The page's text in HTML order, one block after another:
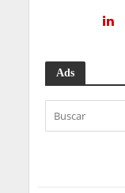
Ads